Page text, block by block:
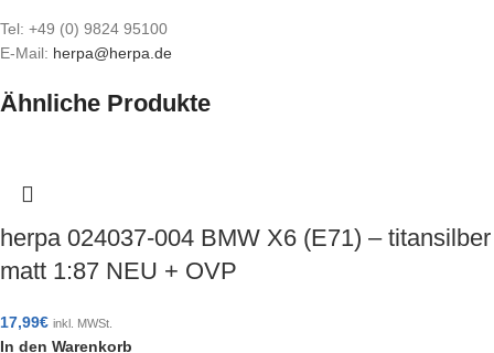
Tel: +49 (0) 9824 95100
E-Mail: herpa@herpa.de
Ähnliche Produkte
herpa 024037-004 BMW X6 (E71) – titansilber
matt 1:87 NEU + OVP
17,99€ inkl. MWSt.
In den Warenkorb